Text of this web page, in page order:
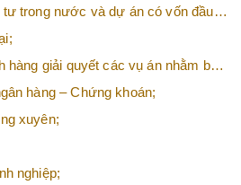
trong nước và dự án có vốn đầu
hàng giải quyết các vụ án nhằm bảo
ích của khách hàng;
hàng – Chứng khoán;
xuyên;
nghiệp;